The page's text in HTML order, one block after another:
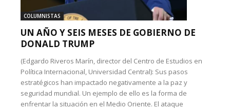
COLUMNISTAS
UN AÑO Y SEIS MESES DE GOBIERNO DE
DONALD TRUMP
(Edgardo Riveros Marín, director del Centro de Estudios en
Política Internacional, Universidad Central): Sus pasos
estratégicos han impactado negativamente a la paz y
seguridad mundial. Un ejemplo de ello es la forma de
enfrentar la situación en el Medio Oriente. El ataque